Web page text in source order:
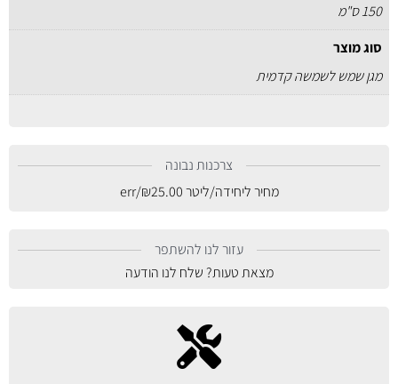
150 ס"מ
סוג מוצר
מגן שמש לשמשה קדמית
צרכנות נבונה
מחיר ליחידה/ליטר
₪25.00
/err
עזור לנו להשתפר
מצאת טעות? שלח לנו הודעה